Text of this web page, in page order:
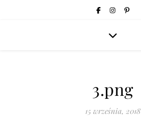
3.png
15 września, 2018